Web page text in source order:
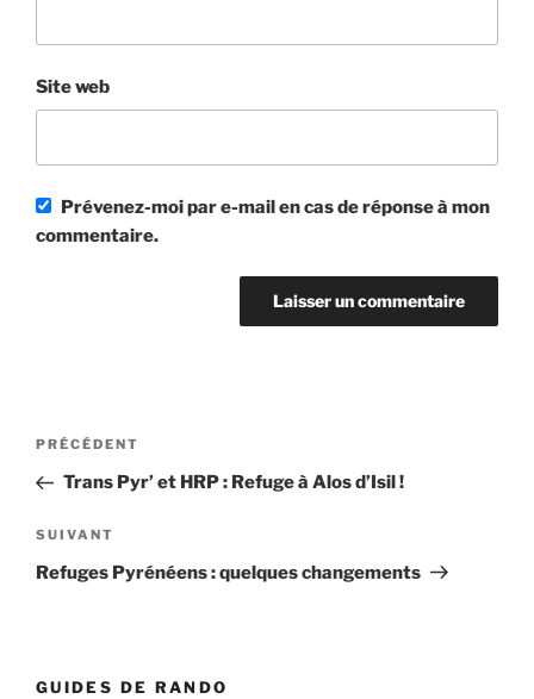
Site web
Prévenez-moi par e-mail en cas de réponse à mon
commentaire.
Navigation
l’article
Article
précédent
PRÉCÉDENT
Trans Pyr’ et HRP : Refuge à Alos d’Isil !
Article
suivant
SUIVANT
Refuges Pyrénéens : quelques changements
GUIDES DE RANDO